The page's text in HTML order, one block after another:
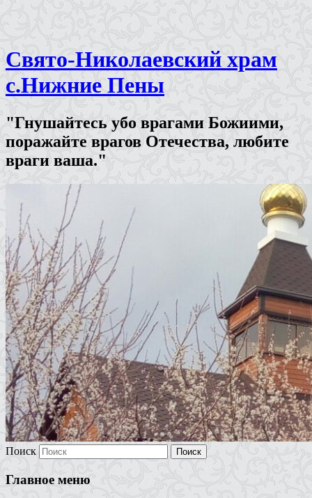
Свято-Николаевский храм
с.Нижние Пены
"Гнушайтесь убо врагами Божиими,
поражайте врагов Отечества, любите
враги ваша."
Поиск
Главное меню